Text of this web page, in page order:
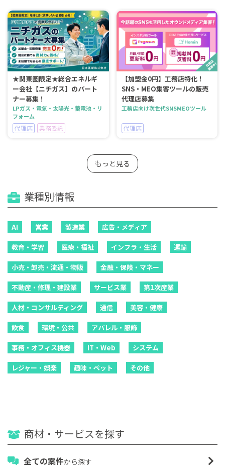
★関東圏限定★総合エネルギ
ー会社【ニチガス】のパート
ナー募集！
LPガス・電気・太陽光・蓄電池・リ
フォーム
代理店 業務委託
【加盟金0円】工務店特化！
SNS・MEO集客ツールの販売
代理店募集
工務店向け次世代SNSMEOツール
代理店
もっと見る
業種別情報
AI 営業 製造業 広告・メディア
教育・学習 医療・福祉 インフラ・生活 運輸
小売・卸売・流通・物販 金融・保険・マネー
不動産・修理・建設業 サービス業 第1次産業
人材・コンサルティング 通信 美容・健康
飲食 環境・公共 アパレル・服飾
事務・オフィス機器 IT・Web システム
レジャー・娯楽 趣味・ペット その他
商材・サービスを探す
全ての案件から探す